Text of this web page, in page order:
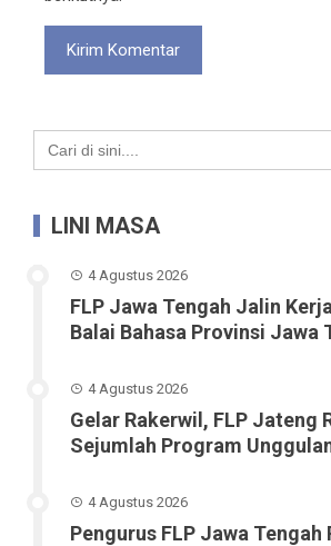
Search
for:
LINI MASA
4 Agustus 2026
FLP Jawa Tengah Jalin
Balai Bahasa Provinsi Jawa
4 Agustus 2026
Gelar Rakerwil, FLP Jateng
Sejumlah Program
4 Agustus 2026
Pengurus FLP Jawa Tengah